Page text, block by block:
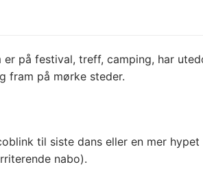
på festival, treff, camping, har
fram på mørke steder.
til siste dans eller en mer
nabo).